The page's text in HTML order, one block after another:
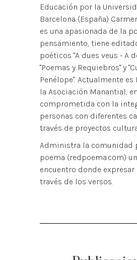
Educación por la
Barcelona (España)
es una apasionada de la
pensamiento, tiene
poéticos "A dues veus - A
"Poemas y Requiebros" y
Penélope". Actualmente
la Asociación Manantial,
comprometida con la
personas con diferentes
través de proyectos
Administra la comunidad
poema (redpoema.com)
encuentro donde expresar
través de los versos.